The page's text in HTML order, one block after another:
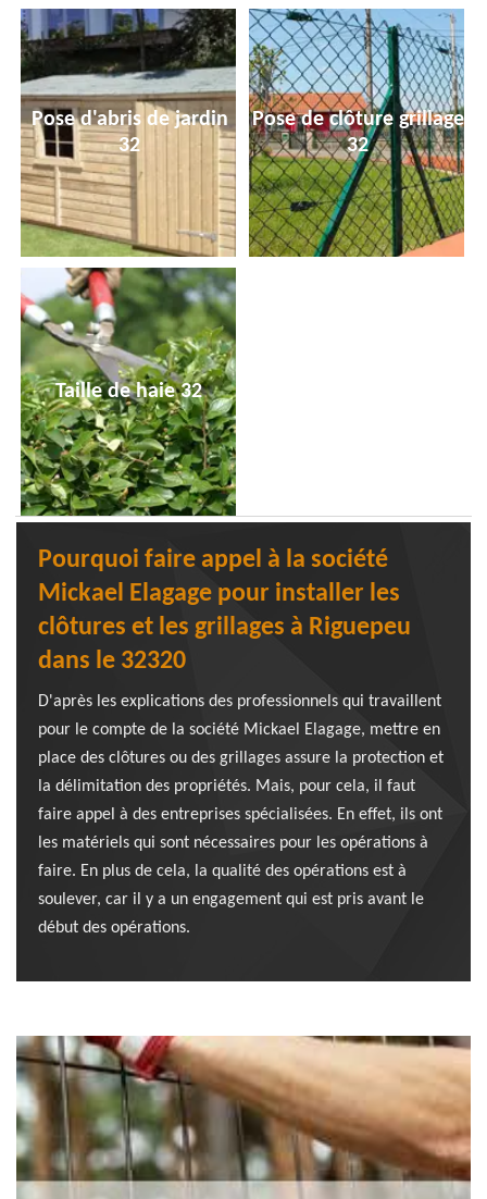
Pose d'abris de jardin
32
Pose de clôture grillage
32
Taille de haie 32
Pourquoi faire appel à la société
Mickael Elagage pour installer les
clôtures et les grillages à Riguepeu
dans le 32320
D'après les explications des professionnels qui travaillent
pour le compte de la société Mickael Elagage, mettre en
place des clôtures ou des grillages assure la protection et
la délimitation des propriétés. Mais, pour cela, il faut
faire appel à des entreprises spécialisées. En effet, ils ont
les matériels qui sont nécessaires pour les opérations à
faire. En plus de cela, la qualité des opérations est à
soulever, car il y a un engagement qui est pris avant le
début des opérations.